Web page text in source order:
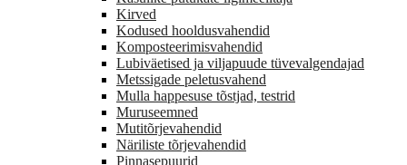
Kirved
Kodused hooldusvahendid
Komposteerimisvahendid
Lubiväetised ja viljapuude tüvevalgendajad
Metssigade peletusvahend
Mulla happesuse tõstjad, testrid
Muruseemned
Mutitõrjevahendid
Näriliste tõrjevahendid
Pinnasepuurid